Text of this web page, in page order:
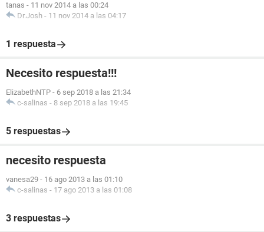
tanas - 11 nov 2014 a las 00:24
Dr.Josh - 11 nov 2014 a las 04:17
1 respuesta
Necesito respuesta!!!
ElizabethNTP - 6 sep 2018 a las 21:34
c-salinas - 8 sep 2018 a las 19:45
5 respuestas
necesito respuesta
vanesa29 - 16 ago 2013 a las 01:10
c-salinas - 17 ago 2013 a las 01:08
3 respuestas